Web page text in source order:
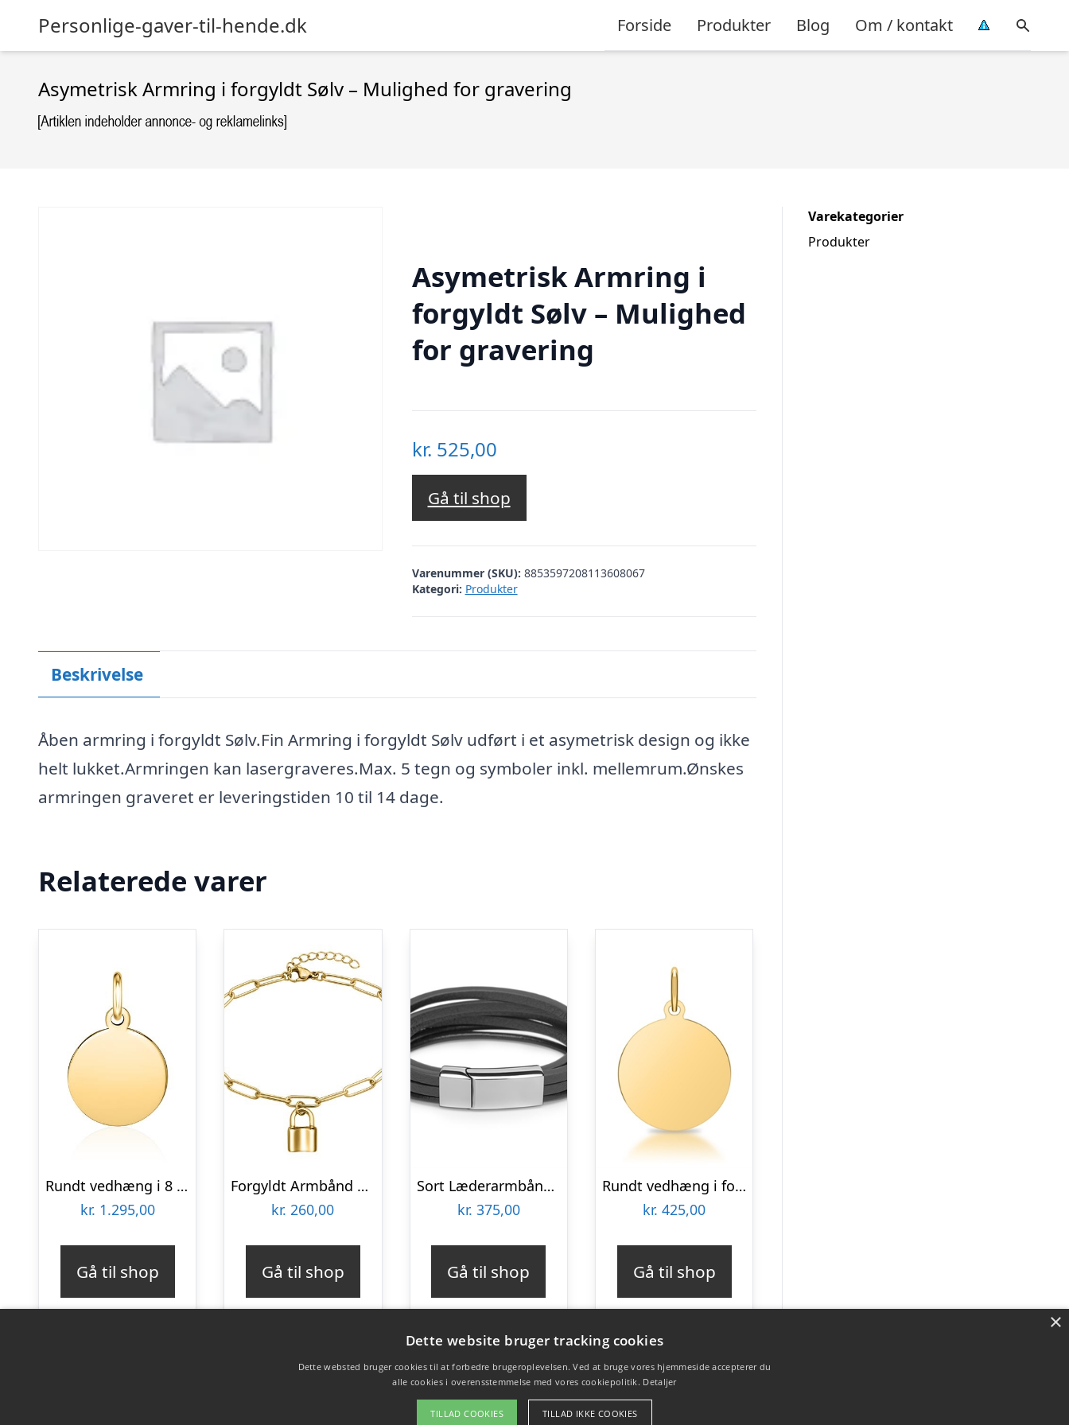
Personlige-gaver-til-hende.dk Forside Produkter Blog Om / kontakt
Asymetrisk Armring i forgyldt Sølv – Mulighed for gravering
Asymetrisk Armring i
forgyldt Sølv – Mulighed
for gravering
kr. 525,00
Gå til shop
Varenummer (SKU): 8853597208113608067
Kategori: Produkter
Beskrivelse
Åben armring i forgyldt Sølv.Fin Armring i forgyldt Sølv udført i et asymetrisk design og ikke
helt lukket.Armringen kan lasergraveres.Max. 5 tegn og symboler inkl. mellemrum.Ønskes
armringen graveret er leveringstiden 10 til 14 dage.
Relaterede varer
Rundt vedhæng i 8 kt. Guld 12 mm – Mulighed for gravering
kr. 1.295,00
Gå til shop
Forgyldt Armbånd med aflange led og Love Lock – Mulighed for gravering
kr. 260,00
Gå til shop
Sort Læderarmbånd med Stållås 21 cm – Mulighed for gravering
kr. 375,00
Gå til shop
Rundt vedhæng i forgyldt Sølv 16 mm – Mulighed for gravering
kr. 425,00
Gå til shop
Varekategorier
Produkter
×
Dette website bruger tracking cookies
Dette websted bruger cookies til at forbedre brugeroplevelsen. Ved at bruge vores hjemmeside accepterer du
alle cookies i overensstemmelse med vores cookiepolitik. Detaljer
TILLAD COOKIES TILLAD IKKE COOKIES